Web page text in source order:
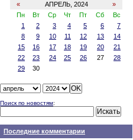
« АПРЕЛЬ, 2024
»
Пн
Вт Ср Чт Пт Сб
Вс
1
2 3 4 5 6
7
8
9 10 11 12 13
14
15
16 17 18 19 20
21
22
23 24 25 26 27
28
29
30
Поиск по новостям:
Последние комментарии